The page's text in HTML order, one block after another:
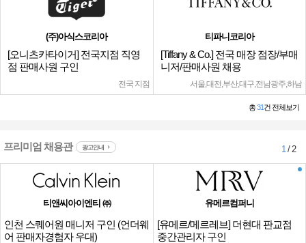
(주)아식스코리아
[오니츠카타이거] 전국지점 직영
점 판매사원 구인
전국 지점
티파니코리아
[Tiffany & Co.] 전국 매장 점장/부매
니저/판매사원 채용
서울,대전,부산,대구,전남광주,하남
총31건 전체보기
프리미엄 채용관 광고안내 1/ 2
티앤씨아이엔티 ㈜
인천 스퀘어원 매니저 구인 (언더웨
어 판매자경험자 우대)
유메르컴퍼니
[유메르/메르레브] 더현대 판교점
중간관리자 구인